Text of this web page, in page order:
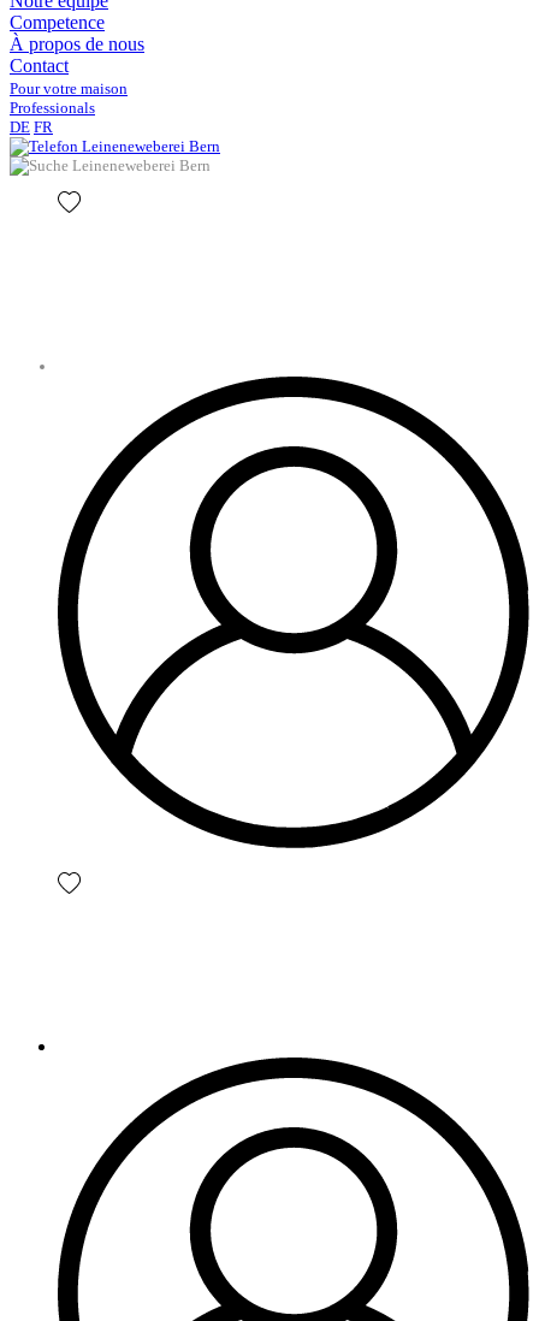
Competence
À propos de nous
Contact
Pour votre maison
Professionals
DE FR